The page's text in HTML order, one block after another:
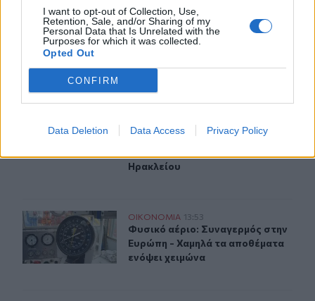
I want to opt-out of Collection, Use,
Retention, Sale, and/or Sharing of my
Personal Data that Is Unrelated with the
Purposes for which it was collected.
Opted Out
CONFIRM
Data Deletion Data Access Privacy Policy
"Σαφάρι" της ΑΑΔΕ ενόψει Δεκαπενταύγουστου: Στο
ΟΙΚΟΝΟΜΙΑ 22:53
"Σαφάρι" της ΑΑΔΕ ενόψει
"Σαφάρι" της ΑΑΔΕ ενόψει
Δεκαπενταύγουστου: Στο
μικροσκόπιο των ελέγχων και η
SkyImpact Challenge: Οι
SkyImpact Challenge: Οι
κορυφαίες ιδέες καινοτομίας για
Ηρακλείου
Φυσικό αέριο: Συναγερμός στην Ευρώπη - Χαμηλά τα
ΟΙΚΟΝΟΜΙΑ 13:53
Φυσικό αέριο: Συναγερμός στην
Φυσικό αέριο: Συναγερμός στην
Ευρώπη - Χαμηλά τα αποθέματα
ενόψει χειμώνα